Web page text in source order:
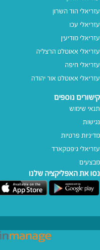
עזריאלי הוד השרון
עזריאלי עכו
עזריאלי מודיעין
עזריאלי אאוטלט הרצליה
עזריאלי חיפה
עזריאלי אאוטלט אור יהודה
קישורים נוספים
תנאי שימוש
נגישות
מדיניות פרטיות
עזריאלי גיפטקארד
מבצעים
נסו את האפליקציה שלנו